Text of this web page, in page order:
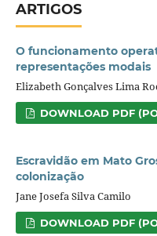
ARTIGOS
O funcionamento
representações modais
Elizabeth Gonçalves Lima
DOWNLOAD PDF
Escravidão em Mato
colonização
Jane Josefa Silva Camilo
DOWNLOAD PDF